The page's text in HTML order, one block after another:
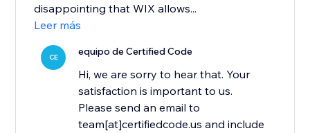
disappointing that WIX allows...
Leer más
CE equipo de Certified Code
Hi, we are sorry to hear that. Your
satisfaction is important to us.
Please send an email to
team[at]certifiedcode.us and include